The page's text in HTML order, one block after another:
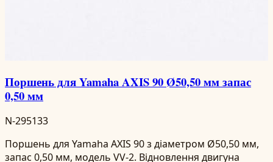
Поршень для Yamaha AXIS 90 Ø50,50 мм запас
0,50 мм
N-295133
Поршень для Yamaha AXIS 90 з діаметром Ø50,50 мм,
запас 0,50 мм, модель VV-2. Відновлення двигуна